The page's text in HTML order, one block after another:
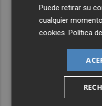
Puede retirar su
cualquier
cookies.Política